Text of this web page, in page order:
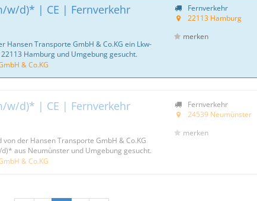
w/d)* | CE | Fernverkehr
Hansen Transporte GmbH & Co.KG ein Lkw-
Hamburg und Umgebung gesucht.
& Co.KG
Fernverkehr
22113 Hamburg
merken
w/d)* | CE | Fernverkehr
der Hansen Transporte GmbH & Co.KG
aus Neumünster und Umgebung gesucht.
& Co.KG
Fernverkehr
24539 Neumünster
merken